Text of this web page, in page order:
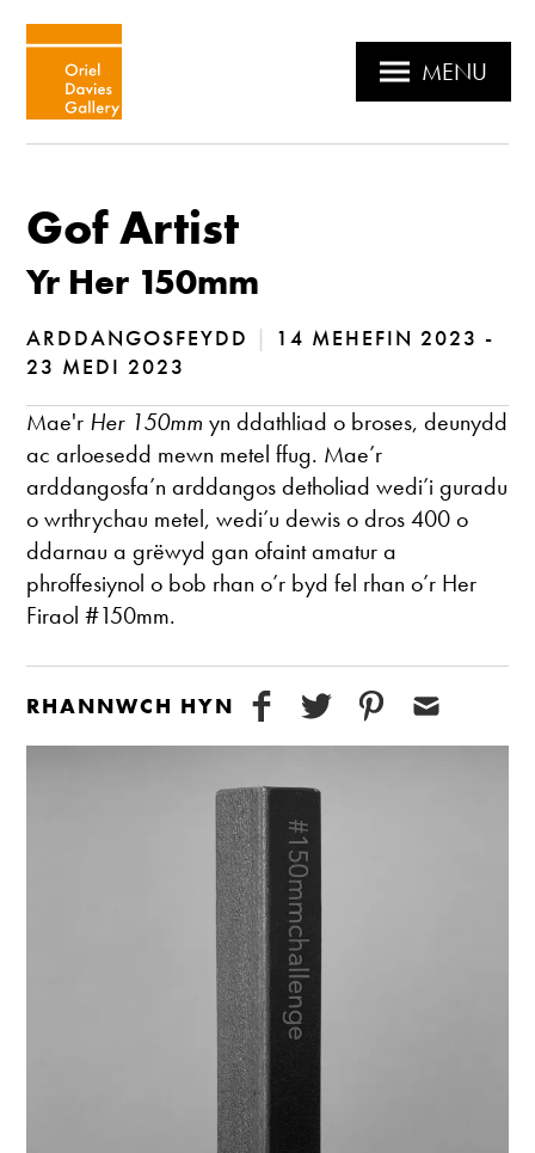
MENU
Gof Artist
Yr Her 150mm
ARDDANGOSFEYDD |
14 MEHEFIN 2023 -
23 MEDI 2023
Mae'r Her 150mm yn ddathliad o broses, deunydd
ac arloesedd mewn metel ffug. Mae’r
arddangosfa’n arddangos detholiad wedi’i guradu
o wrthrychau metel, wedi’u dewis o dros 400 o
ddarnau a grëwyd gan ofaint amatur a
phroffesiynol o bob rhan o’r byd fel rhan o’r Her
Firaol #150mm.
RHANNWCH HYN